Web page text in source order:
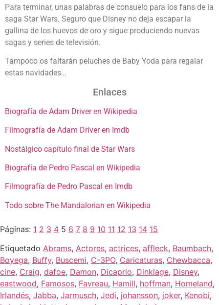
Para terminar, unas palabras de consuelo para los fans de la
saga Star Wars. Seguro que Disney no deja escapar la
gallina de los huevos de oro y sigue produciendo nuevas
sagas y series de televisión.
Tampoco os faltarán peluches de Baby Yoda para regalar
estas navidades…
Enlaces
Biografía de Adam Driver en Wikipedia
Filmografía de Adam Driver en Imdb
Nostálgico capítulo final de Star Wars
Biografía de Pedro Pascal en Wikipedia
Filmografía de Pedro Pascal en Imdb
Todo sobre The Mandalorian en Wikipedia
Páginas: 1 2 3 4 5 6 7 8 9 10 11 12 13 14 15
Etiquetado Abrams, Actores, actrices, affleck, Baumbach,
Boyega, Buffy, Buscemi, C-3PO, Caricaturas, Chewbacca,
cine, Craig, dafoe, Damon, Dicaprio, Dinklage, Disney,
eastwood, Famosos, Favreau, Hamill, hoffman, Homeland,
Irlandés, Jabba, Jarmusch, Jedi, johansson, joker, Kenobi,